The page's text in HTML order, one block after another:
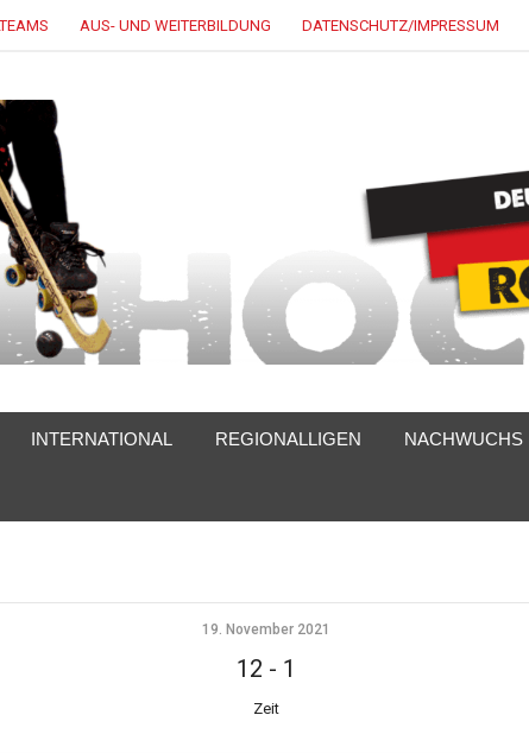
AUS- UND WEITERBILDUNG DATENSCHUTZ/IMPRESSUM
INTERNATIONAL REGIONALLIGEN NACHWUCHS
19. November 2021
12 - 1
Zeit